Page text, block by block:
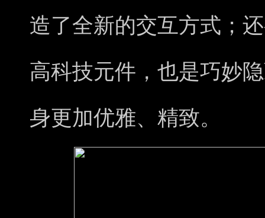
造了全新的交互方式；
高科技元件，也是巧妙
身更加优雅、精致。